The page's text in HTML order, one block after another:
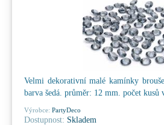
Velmi dekorativní malé kamínky
barva šedá. průměr: 12 mm. počet kusů
Výrobce: PartyDeco
Dostupnost: Skladem